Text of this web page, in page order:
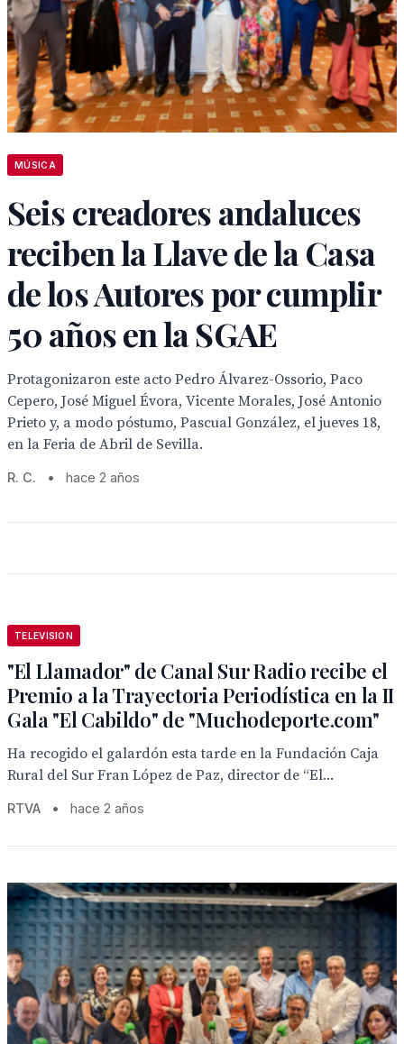
MÚSICA
Seis creadores andaluces
reciben la Llave de la Casa
de los Autores por cumplir
50 años en la SGAE
Protagonizaron este acto Pedro Álvarez-Ossorio, Paco
Cepero, José Miguel Évora, Vicente Morales, José Antonio
Prieto y, a modo póstumo, Pascual González, el jueves 18,
en la Feria de Abril de Sevilla.
R. C. • hace 2 años
TELEVISION
"El Llamador" de Canal Sur Radio recibe el
Premio a la Trayectoria Periodística en la II
Gala "El Cabildo" de "Muchodeporte.com"
Ha recogido el galardón esta tarde en la Fundación Caja
Rural del Sur Fran López de Paz, director de “El...
RTVA • hace 2 años